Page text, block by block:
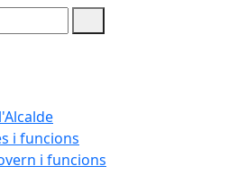
i funcions
i funcions